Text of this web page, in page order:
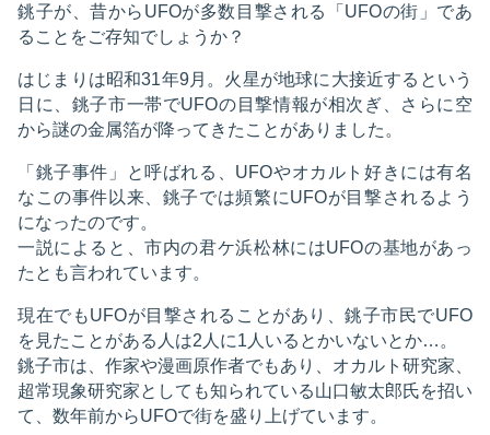
銚子が、昔からUFOが多数目撃される「UFOの街」であ
ることをご存知でしょうか？
はじまりは昭和31年9月。火星が地球に大接近するという
日に、銚子市一帯でUFOの目撃情報が相次ぎ、さらに空
から謎の金属箔が降ってきたことがありました。
「銚子事件」と呼ばれる、UFOやオカルト好きには有名
なこの事件以来、銚子では頻繁にUFOが目撃されるよう
になったのです。
一説によると、市内の君ケ浜松林にはUFOの基地があっ
たとも言われています。
現在でもUFOが目撃されることがあり、銚子市民でUFO
を見たことがある人は2人に1人いるとかいないとか…。
銚子市は、作家や漫画原作者でもあり、オカルト研究家、
超常現象研究家としても知られている山口敏太郎氏を招い
て、数年前からUFOで街を盛り上げています。